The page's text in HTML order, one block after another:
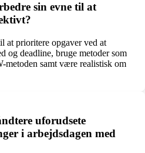
sin evne til at
at prioritere opgaver ved at
og deadline, bruge metoder som
metoden samt være realistisk om
uforudsete
i arbejdsdagen med